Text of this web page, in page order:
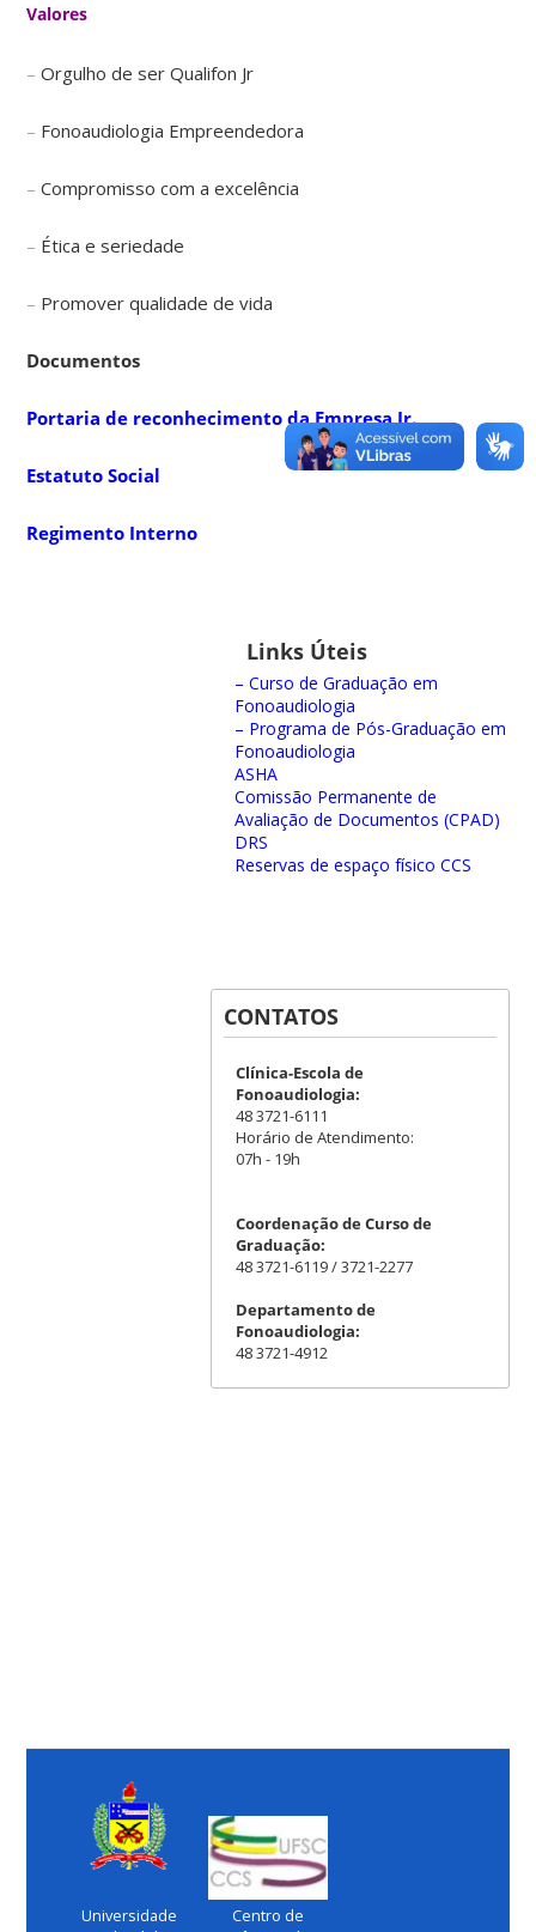
Valores
– Orgulho de ser Qualifon Jr
– Fonoaudiologia Empreendedora
– Compromisso com a excelência
– Ética e seriedade
– Promover qualidade de vida
Documentos
Portaria de reconhecimento da Empresa Jr.
Estatuto Social
Regimento Interno
Links Úteis
– Curso de Graduação em
Fonoaudiologia
– Programa de Pós-Graduação em
Fonoaudiologia
ASHA
Comissão Permanente de
Avaliação de Documentos (CPAD)
DRS
Reservas de espaço físico CCS
CONTATOS
Clínica-Escola de
Fonoaudiologia:
48 3721-6111
Horário de Atendimento:
07h - 19h
Coordenação de Curso de
Graduação:
48 3721-6119 / 3721-2277
Departamento de
Fonoaudiologia:
48 3721-4912
Universidade
Centro de